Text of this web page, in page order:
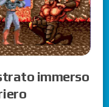
immerso